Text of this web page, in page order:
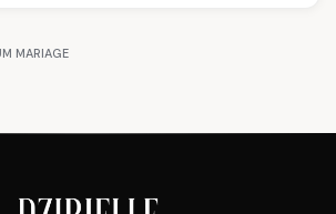
pièce mode de l'été
MARIAGE